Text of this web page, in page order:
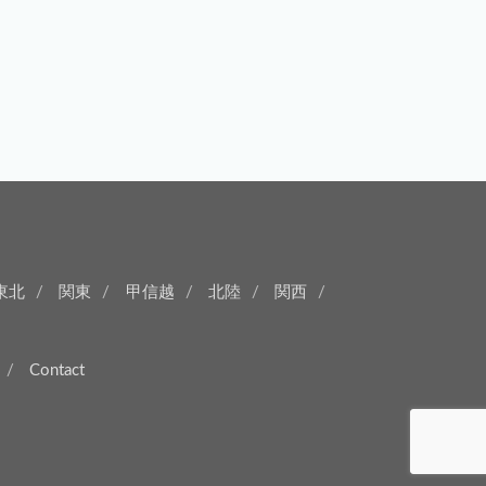
北 関東 甲信越 北陸
関西
Contact